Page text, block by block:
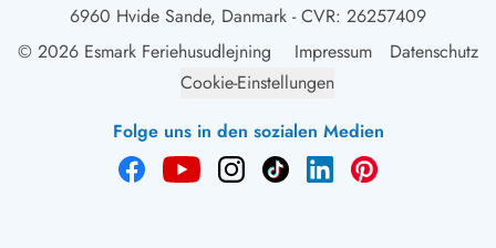
6960 Hvide Sande, Danmark - CVR: 26257409
© 2026 Esmark Feriehusudlejning
Impressum
Datenschutz
Cookie-Einstellungen
Folge uns in den sozialen Medien